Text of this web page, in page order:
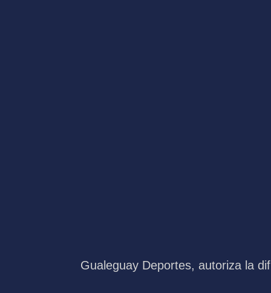
Gualeguay Deportes, autoriza la